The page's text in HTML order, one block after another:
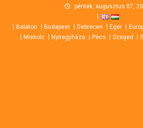
content
péntek, augusztus 07,
Balaton Budapest Debrecen Eger
Miskolc
Nyíregyháza Pécs Szeged